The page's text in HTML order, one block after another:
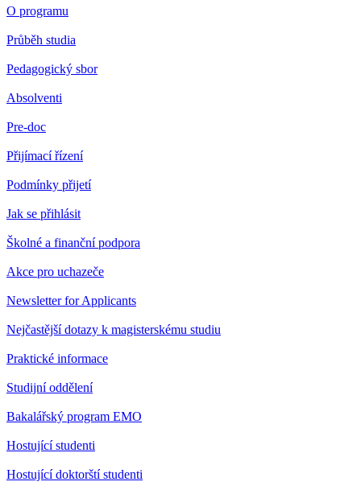
O programu
Průběh studia
Pedagogický sbor
Absolventi
Pre-doc
Přijímací řízení
Podmínky přijetí
Jak se přihlásit
Školné a finanční podpora
Akce pro uchazeče
Newsletter for Applicants
Nejčastější dotazy k magisterskému studiu
Praktické informace
Studijní oddělení
Bakalářský program EMO
Hostující studenti
Hostující doktorští studenti